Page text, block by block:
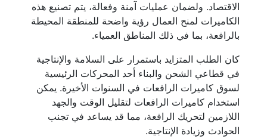
الاقتصاد. ولضمان عمليات آمنة وفعالة، يتم تصنيع هذه
الكاميرات لمنح العمال رؤية واضحة للمنطقة المحيطة
بالرافعة، بما في ذلك المناطق العمياء.
كان الطلب المتزايد باستمرار على السلامة والإنتاجية
في قطاعي الشحن والبناء أحد المحركات الرئيسية
لسوق كاميرات الرافعات في السنوات الأخيرة. يمكن
استخدام كاميرات الرافعات لتقليل الوقت والجهد
اللازمين لتحريك الرافعة، مما قد يساعد في تجنب
الحوادث وزيادة الإنتاجية.